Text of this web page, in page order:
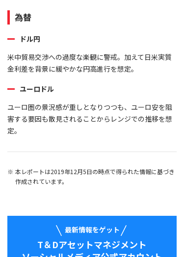
為替
ドル円
米中貿易交渉への過度な楽観に警戒。加えて日米実質
金利差を背景に緩やかな円高進行を想定。
ユーロドル
ユーロ圏の景況感が重しとなりつつも、ユーロ安を阻
害する要因も散見されることからレンジでの推移を想
定。
本レポートは2019年12月5日の時点で得られた情報に基づき
作成されています。
最新情報をゲット
T＆Dアセットマネジメント